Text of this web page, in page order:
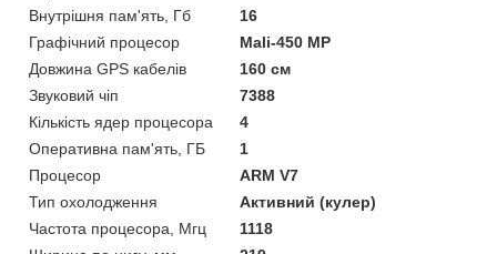
Внутрішня пам'ять, Гб
16
Графічний процесор
Mali-450 MP
Довжина GPS кабелів
160 см
Звуковий чіп
7388
Кількість ядер процесора
4
Оперативна пам'ять, ГБ
1
Процесор
ARM V7
Тип охолодження
Активний (кулер)
Частота процесора, Мгц
1118